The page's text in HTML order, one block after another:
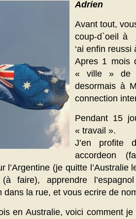
Adrien
Avant tout,
coup-d`oeil à
‘ai enfin
Apres 1 mois
« ville » de
desormais à
connection
Pendant 15
« travail ».
J’en profite
accordeon
l’Argentine (je quitte
(à faire), apprendre
dans la rue, et vous ecrire de
en Australie, voici comment